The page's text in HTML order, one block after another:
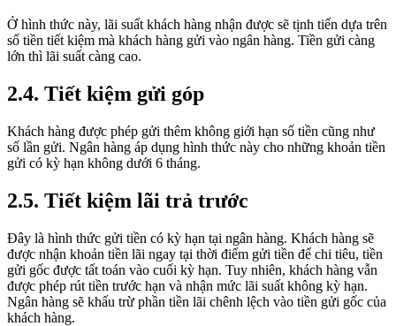
Ở hình thức này, lãi suất khách hàng nhận được sẽ tịnh tiến dựa trên
số tiền tiết kiệm mà khách hàng gửi vào ngân hàng. Tiền gửi càng
lớn thì lãi suất càng cao.
2.4. Tiết kiệm gửi góp
Khách hàng được phép gửi thêm không giới hạn số tiền cũng như
số lần gửi. Ngân hàng áp dụng hình thức này cho những khoản tiền
gửi có kỳ hạn không dưới 6 tháng.
2.5. Tiết kiệm lãi trả trước
Đây là hình thức gửi tiền có kỳ hạn tại ngân hàng. Khách hàng sẽ
được nhận khoản tiền lãi ngay tại thời điểm gửi tiền để chi tiêu, tiền
gửi gốc được tất toán vào cuối kỳ hạn. Tuy nhiên, khách hàng vẫn
được phép rút tiền trước hạn và nhận mức lãi suất không kỳ hạn.
Ngân hàng sẽ khấu trừ phần tiền lãi chênh lệch vào tiền gửi gốc của
khách hàng.